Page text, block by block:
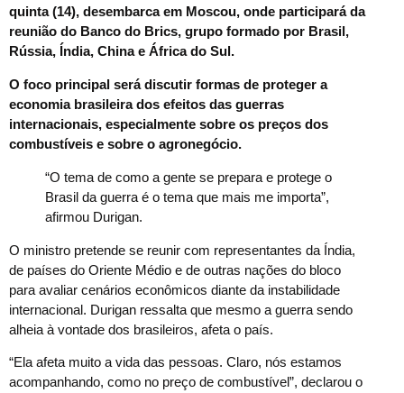
quinta (14), desembarca em Moscou, onde participará da
reunião do Banco do Brics, grupo formado por Brasil,
Rússia, Índia, China e África do Sul.
O foco principal será discutir formas de proteger a
economia brasileira dos efeitos das guerras
internacionais, especialmente sobre os preços dos
combustíveis e sobre o agronegócio.
“O tema de como a gente se prepara e protege o
Brasil da guerra é o tema que mais me importa”,
afirmou Durigan.
O ministro pretende se reunir com representantes da Índia,
de países do Oriente Médio e de outras nações do bloco
para avaliar cenários econômicos diante da instabilidade
internacional. Durigan ressalta que mesmo a guerra sendo
alheia à vontade dos brasileiros, afeta o país.
“Ela afeta muito a vida das pessoas. Claro, nós estamos
acompanhando, como no preço de combustível”, declarou o